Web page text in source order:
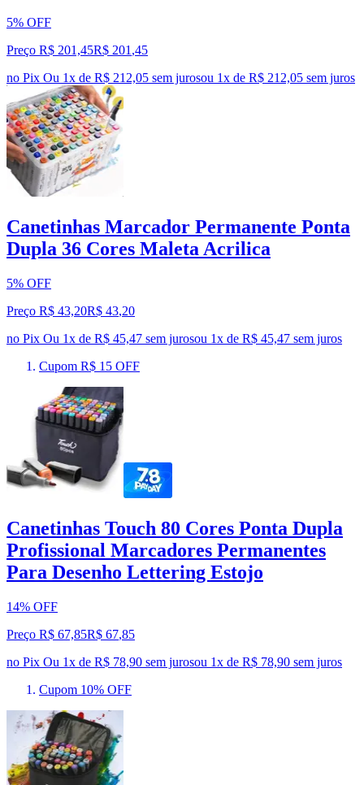
5% OFF
Preço R$ 201,45R$ 201 ,45
no Pix Ou 1x de R$ 212,05 sem jurosou 1x de R$ 212,05 sem juros
Canetinhas Marcador Permanente Ponta
Dupla 36 Cores Maleta Acrilica
5% OFF
Preço R$ 43,20R$ 43,20
no Pix Ou 1x de R$ 45,47 sem jurosou 1x de R$ 45,47 sem juros
Cupom R$ 15 OFF
Canetinhas Touch 80 Cores Ponta Dupla
Profissional Marcadores Permanentes
Para Desenho Lettering Estojo
14% OFF
Preço R$ 67,85R$ 67,85
no Pix Ou 1x de R$ 78,90 sem jurosou 1x de R$ 78,90 sem juros
Cupom 10% OFF